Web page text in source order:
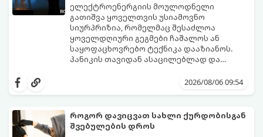
ელექტროენერგიის მოულოდნელი
გათიშვა ყოველთვის უსიამოვნო
სიურპრიზია, რომელმაც შესაძლოა
ყოველდღიური გეგმები ჩაშალოს ან
საყოფაცხოვრებო ტექნიკა დააზიანოს.
პანიკის თავიდან ასაცილებლად და
უზრუნველსაყოფად, მნიშვნელოვანია
რომლებიც შუქის ქრობისთანავე
2026/08/06 09:54
როგორ დავიცვათ სახლი ქურდობისგან
შვებულების დროს